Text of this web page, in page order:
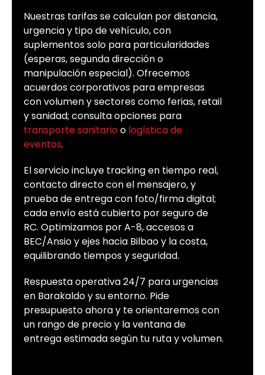
Nuestras tarifas se calculan por distancia,
urgencia y tipo de vehículo, con
suplementos solo para particularidades
(esperas, segunda dirección o
manipulación especial). Ofrecemos
acuerdos corporativos para empresas
con volumen y sectores como ferias, retail
y sanidad; consulta opciones para
transporte sanitarioo logística de
eventos.
El servicio incluye tracking en tiempo real,
contacto directo con el mensajero, y
prueba de entrega con foto/firma digital;
cada envío está cubierto por seguro de
RC. Optimizamos por A-8, accesos a
BEC/Ansio y ejes hacia Bilbao y la costa,
equilibrando tiempos y seguridad.
Respuesta operativa 24/7 para urgencias
en Barakaldo y su entorno. Pide
presupuesto ahora y te orientaremos con
un rango de precio y la ventana de
entrega estimada según tu ruta y volumen.